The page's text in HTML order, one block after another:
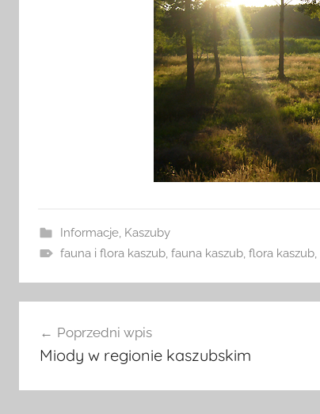
Informacje, Kaszuby
fauna i flora kaszub, fauna kaszub, flora kaszub,
wpisuPoprzedni wpis
Miody w regionie kaszubskim